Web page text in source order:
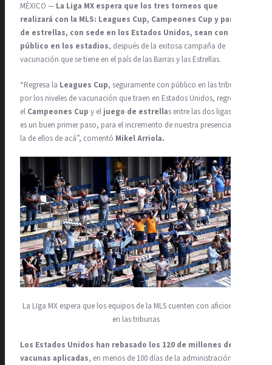
MÉXICO — La Liga MX espera que los tres torneos que
realizará con la MLS: Leagues Cup, Campeones Cup y partido
de estrellas, con sede en los Estados Unidos, sean con
público en los estadios, después de la exitosa campaña de
vacunación que se tiene en el país de las Barras y las Estrellas.
“Regresa la Leagues Cup, seguramente con público en las tribunas,
por los niveles de vacunación que traen en Estados Unidos, regresa
el Campeones Cup y el juego de estrellas entre las dos ligas. Ese
es un buen primer paso, para el incremento de nuestra presencia allá y
la de ellos de acá”, comentó Mikel Arriola.
La LIga MX espera que los equipos de la MLS cuenten con aficionados
en las tribunas
Los Estados Unidos han rebasado los 120 de millones de
vacunas aplicadas, en menos de 100 días de la administración del